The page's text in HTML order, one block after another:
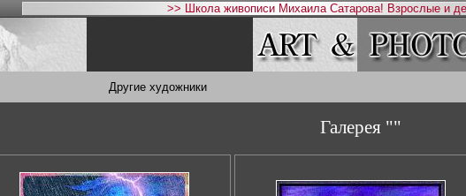
>> Школа живописи Михаила Сатарова! Взрослые и
Другие художники
Галерея ""